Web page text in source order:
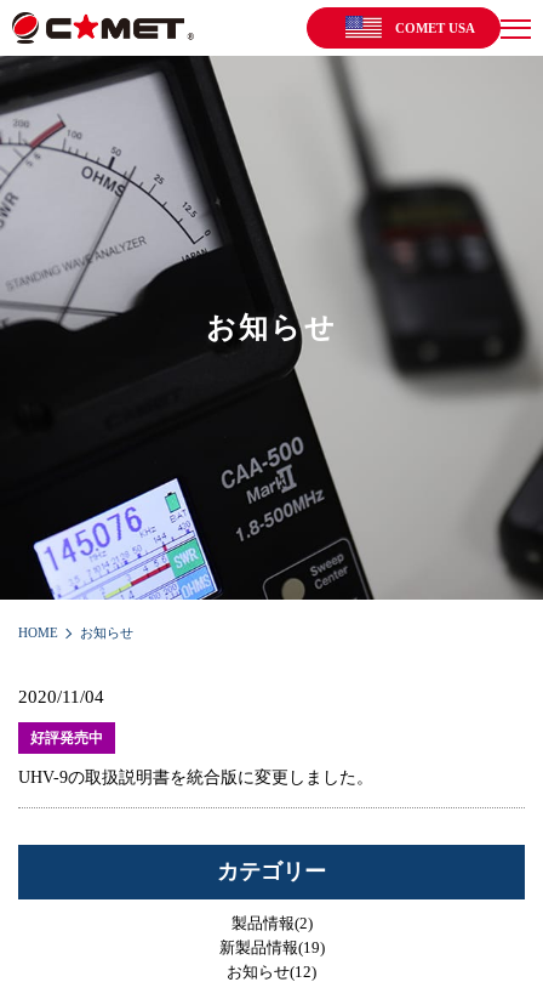
COMET USA
お知らせ
HOME お知らせ
2020/11/04
好評発売中
UHV-9の取扱説明書を統合版に変更しました。
カテゴリー
製品情報(2)
新製品情報(19)
お知らせ(12)